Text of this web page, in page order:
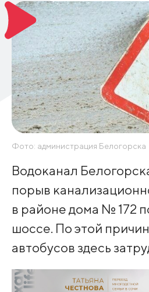
Фото: администрация Белогорска
Водоканал
порыв
в районе дома № 172
шоссе. По этой
автобусов здесь